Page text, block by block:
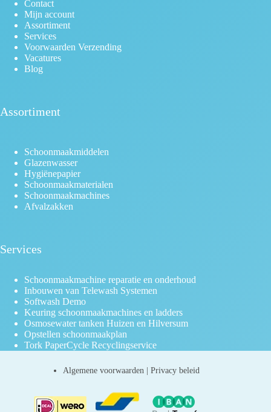
Contact
Mijn account
Assortiment
Services
Voorwaarden Verzending
Vacatures
Blog
Assortiment
Schoonmaakmiddelen
Glazenwasser
Hygiënepapier
Schoonmaakmaterialen
Schoonmaakmachines
Afvalzakken
Services
Schoonmaakmachine reparatie en onderhoud
Inbouwen van Telewash Systemen
Softwash Demo
Keuring schoonmaakmachines en ladders
Osmosewater tanken Huizen en Hilversum
Opstellen schoonmaakplan
Tork PaperCycle Recyclingservice
Algemene voorwaarden |Privacy beleid